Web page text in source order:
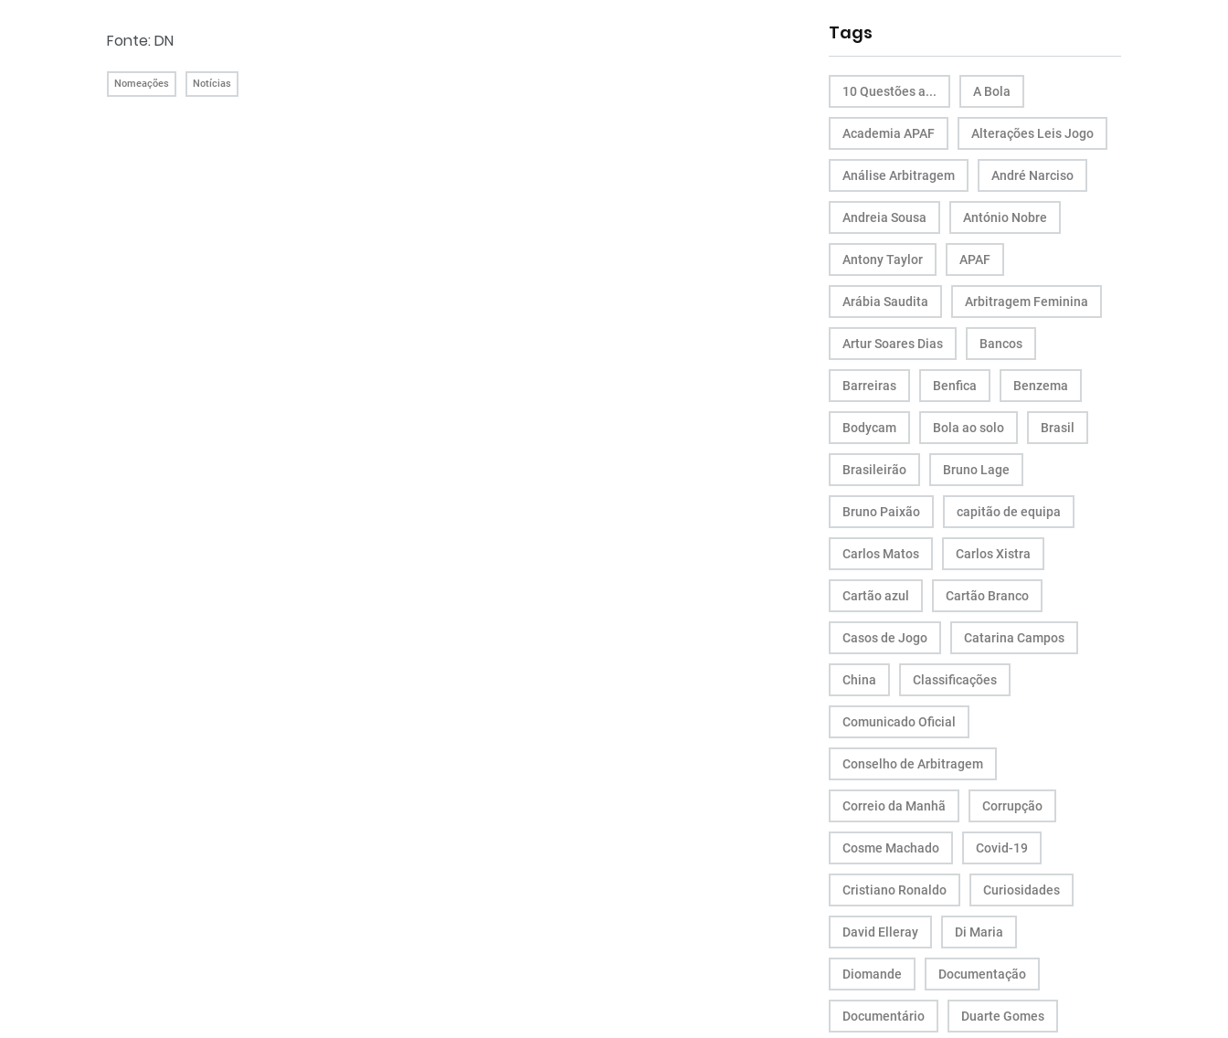
Fonte: DN
Nomeações Notícias
Tags
10 Questões a... A Bola
Academia APAF Alterações Leis Jogo
Análise Arbitragem André Narciso
Andreia Sousa António Nobre
Antony Taylor APAF
Arábia Saudita Arbitragem Feminina
Artur Soares Dias Bancos
Barreiras Benfica Benzema
Bodycam Bola ao solo Brasil
Brasileirão Bruno Lage
Bruno Paixão capitão de equipa
Carlos Matos Carlos Xistra
Cartão azul Cartão Branco
Casos de Jogo Catarina Campos
China Classificações
Comunicado Oficial
Conselho de Arbitragem
Correio da Manhã Corrupção
Cosme Machado Covid-19
Cristiano Ronaldo Curiosidades
David Elleray Di Maria
Diomande Documentação
Documentário Duarte Gomes